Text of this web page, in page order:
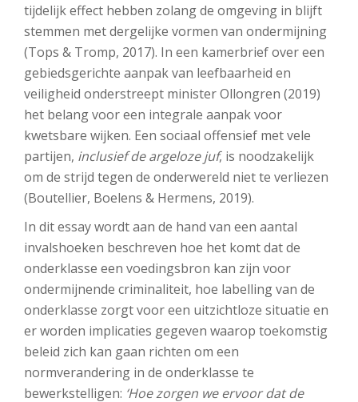
tijdelijk effect hebben zolang de omgeving in blijft
stemmen met dergelijke vormen van ondermijning
(Tops & Tromp, 2017). In een kamerbrief over een
gebiedsgerichte aanpak van leefbaarheid en
veiligheid onderstreept minister Ollongren (2019)
het belang voor een integrale aanpak voor
kwetsbare wijken. Een sociaal offensief met vele
partijen, inclusief de argeloze juf, is noodzakelijk
om de strijd tegen de onderwereld niet te verliezen
(Boutellier, Boelens & Hermens, 2019).
In dit essay wordt aan de hand van een aantal
invalshoeken beschreven hoe het komt dat de
onderklasse een voedingsbron kan zijn voor
ondermijnende criminaliteit, hoe labelling van de
onderklasse zorgt voor een uitzichtloze situatie en
er worden implicaties gegeven waarop toekomstig
beleid zich kan gaan richten om een
normverandering in de onderklasse te
bewerkstelligen: ‘Hoe zorgen we ervoor dat de